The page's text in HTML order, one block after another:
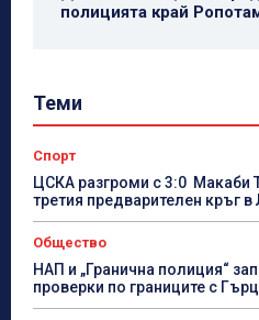
полицията край
Теми
Спорт
ЦСКА разгроми с 3:0 Макаби
третия предварителен кръг в
Общество
НАП и „Гранична полиция“
проверки по границите с